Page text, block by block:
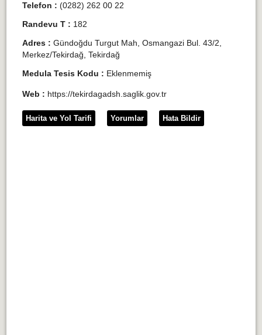
Telefon : (0282) 262 00 22
Randevu T : 182
Adres : Gündoğdu Turgut Mah, Osmangazi Bul. 43/2,
Merkez/Tekirdağ, Tekirdağ
Medula Tesis Kodu : Eklenmemiş
Web : https://tekirdagadsh.saglik.gov.tr
Harita ve Yol Tarifi Yorumlar Hata Bildir